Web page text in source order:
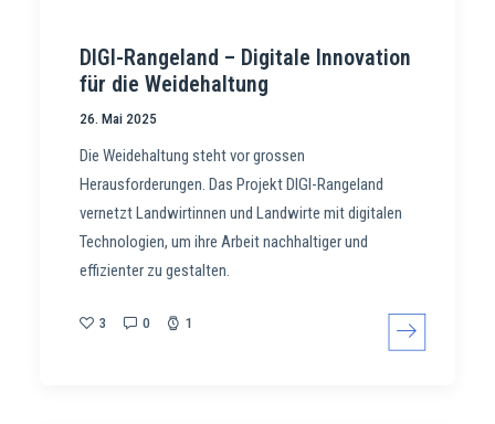
DIGI-Rangeland – Digitale Innovation
für die Weidehaltung
26. Mai 2025
Die Weidehaltung steht vor grossen
Herausforderungen. Das Projekt DIGI-Rangeland
vernetzt Landwirtinnen und Landwirte mit digitalen
Technologien, um ihre Arbeit nachhaltiger und
effizienter zu gestalten.
3 0 1